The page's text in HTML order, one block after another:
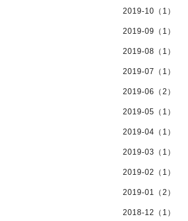
2019-10（1）
2019-09（1）
2019-08（1）
2019-07（1）
2019-06（2）
2019-05（1）
2019-04（1）
2019-03（1）
2019-02（1）
2019-01（2）
2018-12（1）